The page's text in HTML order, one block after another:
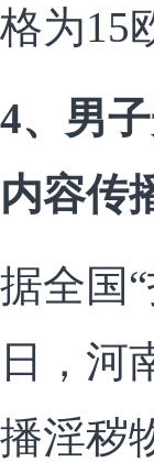
格为15
4、男
内容传
据全国
日，河
播淫秽